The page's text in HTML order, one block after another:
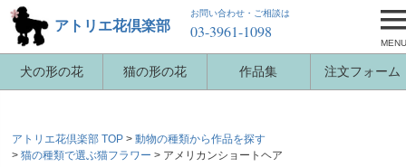
犬の形の花 猫の形の花 作品集 注文フォーム
アトリエ花倶楽部
お問い合わせ・ご相談は
03-3961-1098
MENU
アトリエ花倶楽部 TOP
動物の種類から作品を探す
猫の種類で選ぶ猫フラワー
アメリカンショートヘア